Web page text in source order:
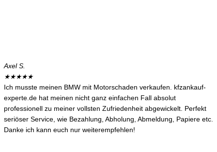
Axel S.
★★★★★
Ich musste meinen BMW mit Motorschaden verkaufen. kfzankauf-
experte.de hat meinen nicht ganz einfachen Fall absolut
professionell zu meiner vollsten Zufriedenheit abgewickelt. Perfekt
seriöser Service, wie Bezahlung, Abholung, Abmeldung, Papiere etc.
Danke ich kann euch nur weiterempfehlen!